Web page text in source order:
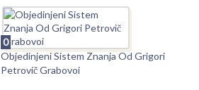
0
Objedinjeni Sistem Znanja Od Grigori
Petrovič Grabovoi